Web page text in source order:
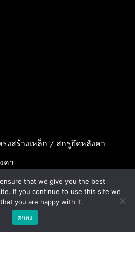
งสร้างเหล็ก / สกรูยึดหลังคา
คา
ะเสียบเหล็ก / พุกเคมี
ะเสียบเหล็ก / อุปกรณ์เสริมสำหรับ
กเหล็ก /พุกเบ่ง
that we give you the best
If you continue to use this site we
you are happy with it.
ตกลง